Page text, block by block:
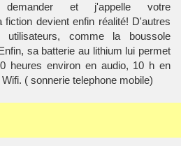
demander et j'appelle votre
devient enfin réalité! D'autres
comme la boussole
sa batterie au lithium lui permet
heures environ en audio, 10 h en
( sonnerie telephone mobile)